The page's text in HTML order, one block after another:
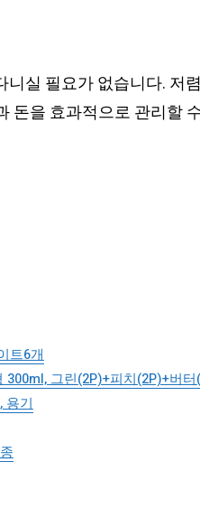
실 필요가 없습니다. 저
돈을 효과적으로 관리할
트6개
그린(2P)+피치(2P)+버터
용기